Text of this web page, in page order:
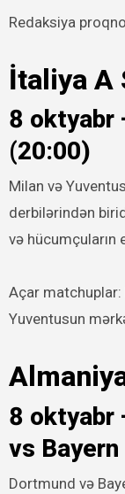
Redaksiya
İtaliya A
8 oktyabr
(20:00)
Milan və
derbilərindən
və hücumçuların
Açar matchuplar:
Yuventusun
8 oktyabr
vs
Dortmund və